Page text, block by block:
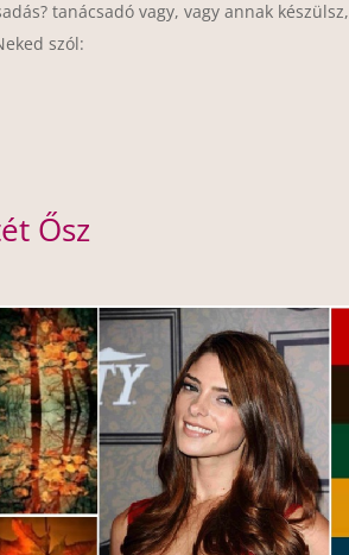
tanácsadó vagy, vagy annak készülsz,
szól:
Ősz